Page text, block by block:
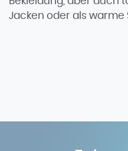
Jacken oder als warme